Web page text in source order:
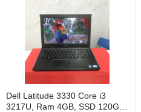
Dell Latitude 3330 Core i3
3217U, Ram 4GB, SSD 120GB,